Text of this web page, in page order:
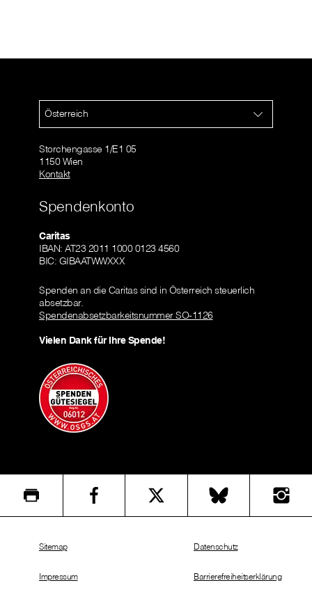
Österreich
Storchengasse 1/E1 05
1150 Wien
Kontakt
Spendenkonto
Caritas
IBAN: AT23 2011 1000 0123 4560
BIC: GIBAATWWXXX
Spenden an die Caritas sind in Österreich steuerlich
absetzbar.
Spendenabsetzbarkeitsnummer SO-1126
Vielen Dank für Ihre Spende!
Sitemap
Impressum
Datenschutz
Barrierefreiheitserklärung